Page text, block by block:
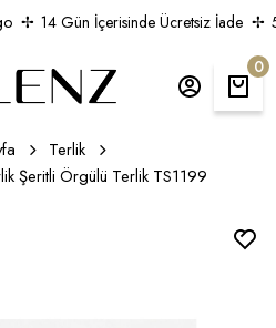
14 Gün İçerisinde Ücretsiz İade
0
Terlik
Şeritli Örgülü Terlik TS1199